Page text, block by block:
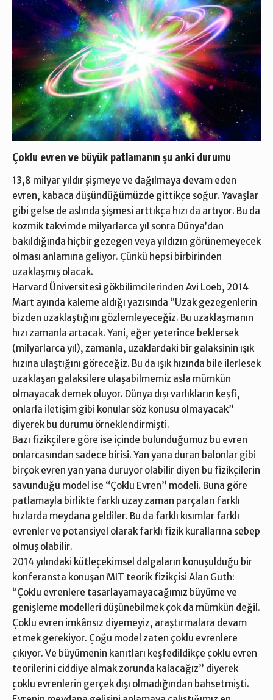
Çoklu evren ve büyük patlamanın şu anki durumu
13,8 milyar yıldır şişmeye ve dağılmaya devam eden
evren, kabaca düşündüğümüzde gittikçe soğur. Yavaşlar
gibi gelse de aslında şişmesi arttıkça hızı da artıyor. Bu da
kozmik takvimde milyarlarca yıl sonra Dünya’dan
bakıldığında hiçbir gezegen veya yıldızın görünemeyecek
olması anlamına geliyor. Çünkü hepsi birbirinden
uzaklaşmış olacak.
Harvard Üniversitesi gökbilimcilerinden Avi Loeb, 2014
Mart ayında kaleme aldığı yazısında “Uzak gezegenlerin
bizden uzaklaştığını gözlemleyeceğiz. Bu uzaklaşmanın
hızı zamanla artacak. Yani, eğer yeterince beklersek
(milyarlarca yıl), zamanla, uzaklardaki bir galaksinin ışık
hızına ulaştığını göreceğiz. Bu da ışık hızında bile ilerlesek
uzaklaşan galaksilere ulaşabilmemiz asla mümkün
olmayacak demek oluyor. Dünya dışı varlıkların keşfi,
onlarla iletişim gibi konular söz konusu olmayacak”
diyerek bu durumu örneklendirmişti.
Bazı fizikçilere göre ise içinde bulunduğumuz bu evren
onlarcasından sadece birisi. Yan yana duran balonlar gibi
birçok evren yan yana duruyor olabilir diyen bu fizikçilerin
savunduğu model ise “Çoklu Evren” modeli. Buna göre
patlamayla birlikte farklı uzay zaman parçaları farklı
hızlarda meydana geldiler. Bu da farklı kısımlar farklı
evrenler ve potansiyel olarak farklı fizik kurallarına sebep
olmuş olabilir.
2014 yılındaki kütleçekimsel dalgaların konuşulduğu bir
konferansta konuşan MIT teorik fizikçisi Alan Guth:
“Çoklu evrenlere tasarlayamayacağımız büyüme ve
genişleme modelleri düşünebilmek çok da mümkün değil.
Çoklu evren imkânsız diyemeyiz, araştırmalara devam
etmek gerekiyor. Çoğu model zaten çoklu evrenlere
çıkıyor. Ve büyümenin kanıtları keşfedildikçe çoklu evren
teorilerini ciddiye almak zorunda kalacağız” diyerek
çoklu evrenlerin gerçek dışı olmadığından bahsetmişti.